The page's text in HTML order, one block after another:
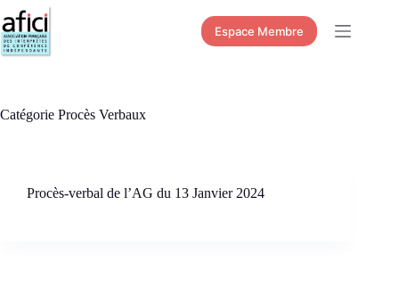
Passer
au
contenu
Espace Membre
Catégorie Procès Verbaux
Procès-verbal de l’AG du 13 Janvier 2024